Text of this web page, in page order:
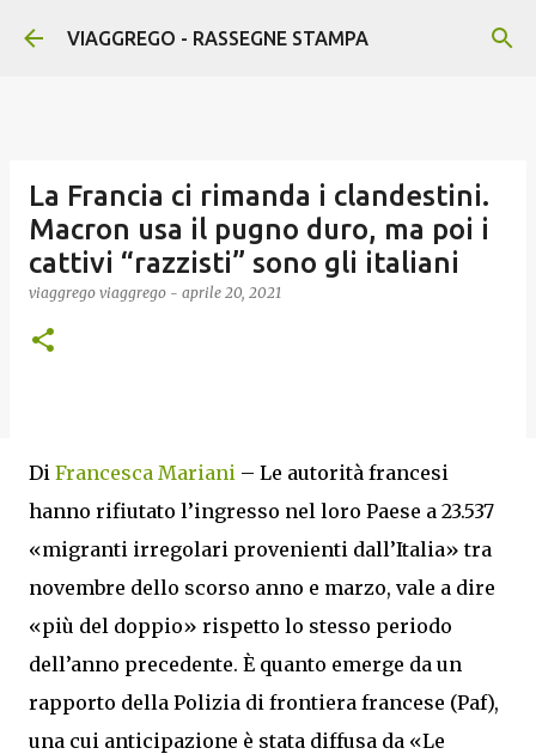
Passa ai contenuti principali
VIAGGREGO - RASSEGNE STAMPA
La Francia ci rimanda i clandestini.
Macron usa il pugno duro, ma poi i
cattivi “razzisti” sono gli italiani
viaggrego viaggrego - aprile 20, 2021
Di Francesca Mariani – Le autorità francesi
hanno rifiutato l’ingresso nel loro Paese a 23.537
«migranti irregolari provenienti dall’Italia» tra
novembre dello scorso anno e marzo, vale a dire
«più del doppio» rispetto lo stesso periodo
dell’anno precedente. È quanto emerge da un
rapporto della Polizia di frontiera francese (Paf),
una cui anticipazione è stata diffusa da «Le